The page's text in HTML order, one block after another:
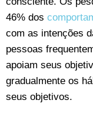
46% dos
com as intenções
pessoas
apoiam seus
gradualmente os
seus objetivos.